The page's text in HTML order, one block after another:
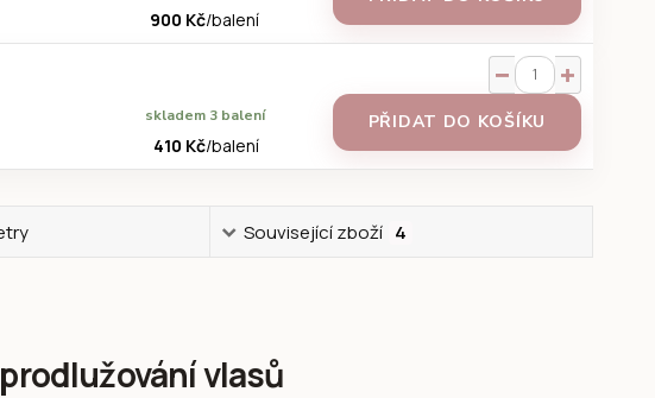
900 Kč/balení
410 Kč/balení
skladem 3 balení PŘIDAT DO KOŠÍKU
Související zboží 4
vlasů